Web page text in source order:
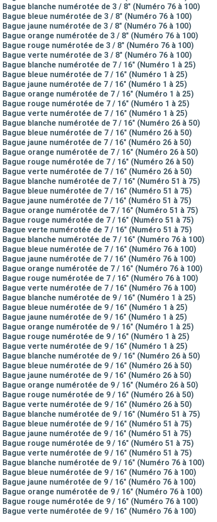
Bague blanche numérotée de 3 / 8" (Numéro 76 à 100)
Bague bleue numérotée de 3 / 8" (Numéro 76 à 100)
Bague jaune numérotée de 3 / 8" (Numéro 76 à 100)
Bague orange numérotée de 3 / 8" (Numéro 76 à 100)
Bague rouge numérotée de 3 / 8" (Numéro 76 à 100)
Bague verte numérotée de 3 / 8" (Numéro 76 à 100)
Bague blanche numérotée de 7 / 16" (Numéro 1 à 25)
Bague bleue numérotée de 7 / 16" (Numéro 1 à 25)
Bague jaune numérotée de 7 / 16" (Numéro 1 à 25)
Bague orange numérotée de 7 / 16" (Numéro 1 à 25)
Bague rouge numérotée de 7 / 16" (Numéro 1 à 25)
Bague verte numérotée de 7 / 16" (Numéro 1 à 25)
Bague blanche numérotée de 7 / 16" (Numéro 26 à 50)
Bague bleue numérotée de 7 / 16" (Numéro 26 à 50)
Bague jaune numérotée de 7 / 16" (Numéro 26 à 50)
Bague orange numérotée de 7 / 16" (Numéro 26 à 50)
Bague rouge numérotée de 7 / 16" (Numéro 26 à 50)
Bague verte numérotée de 7 / 16" (Numéro 26 à 50)
Bague blanche numérotée de 7 / 16" (Numéro 51 à 75)
Bague bleue numérotée de 7 / 16" (Numéro 51 à 75)
Bague jaune numérotée de 7 / 16" (Numéro 51 à 75)
Bague orange numérotée de 7 / 16" (Numéro 51 à 75)
Bague rouge numérotée de 7 / 16" (Numéro 51 à 75)
Bague verte numérotée de 7 / 16" (Numéro 51 à 75)
Bague blanche numérotée de 7 / 16" (Numéro 76 à 100)
Bague bleue numérotée de 7 / 16" (Numéro 76 à 100)
Bague jaune numérotée de 7 / 16" (Numéro 76 à 100)
Bague orange numérotée de 7 / 16" (Numéro 76 à 100)
Bague rouge numérotée de 7 / 16" (Numéro 76 à 100)
Bague verte numérotée de 7 / 16" (Numéro 76 à 100)
Bague blanche numérotée de 9 / 16" (Numéro 1 à 25)
Bague bleue numérotée de 9 / 16" (Numéro 1 à 25)
Bague jaune numérotée de 9 / 16" (Numéro 1 à 25)
Bague orange numérotée de 9 / 16" (Numéro 1 à 25)
Bague rouge numérotée de 9 / 16" (Numéro 1 à 25)
Bague verte numérotée de 9 / 16" (Numéro 1 à 25)
Bague blanche numérotée de 9 / 16" (Numéro 26 à 50)
Bague bleue numérotée de 9 / 16" (Numéro 26 à 50)
Bague jaune numérotée de 9 / 16" (Numéro 26 à 50)
Bague orange numérotée de 9 / 16" (Numéro 26 à 50)
Bague rouge numérotée de 9 / 16" (Numéro 26 à 50)
Bague verte numérotée de 9 / 16" (Numéro 26 à 50)
Bague blanche numérotée de 9 / 16" (Numéro 51 à 75)
Bague bleue numérotée de 9 / 16" (Numéro 51 à 75)
Bague jaune numérotée de 9 / 16" (Numéro 51 à 75)
Bague rouge numérotée de 9 / 16" (Numéro 51 à 75)
Bague verte numérotée de 9 / 16" (Numéro 51 à 75)
Bague blanche numérotée de 9 / 16" (Numéro 76 à 100)
Bague bleue numérotée de 9 / 16" (Numéro 76 à 100)
Bague jaune numérotée de 9 / 16" (Numéro 76 à 100)
Bague orange numérotée de 9 / 16" (Numéro 76 à 100)
Bague rouge numérotée de 9 / 16" (Numéro 76 à 100)
Bague verte numérotée de 9 / 16" (Numéro 76 à 100)